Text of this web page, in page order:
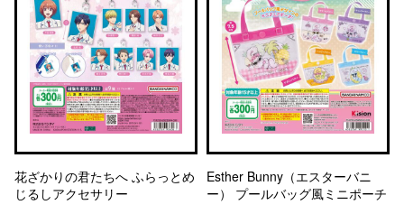
花ざかりの君たちへ ふらっとめ
じるしアクセサリー
Esther Bunny（エスターバニ
ー） プールバッグ風ミニポーチ